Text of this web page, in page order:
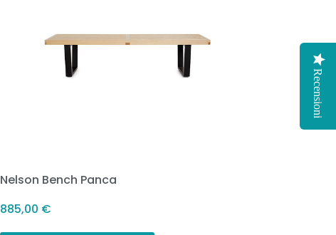
Nelson Bench Panca
885,00 €
Recensioni